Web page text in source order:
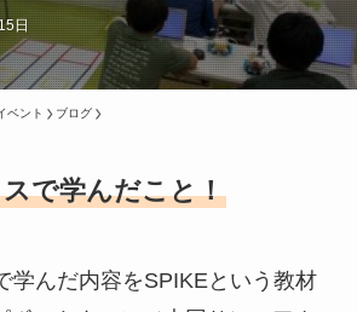
日
ベント ブログ
で学んだこと！
学んだ内容をSPIKEという教材